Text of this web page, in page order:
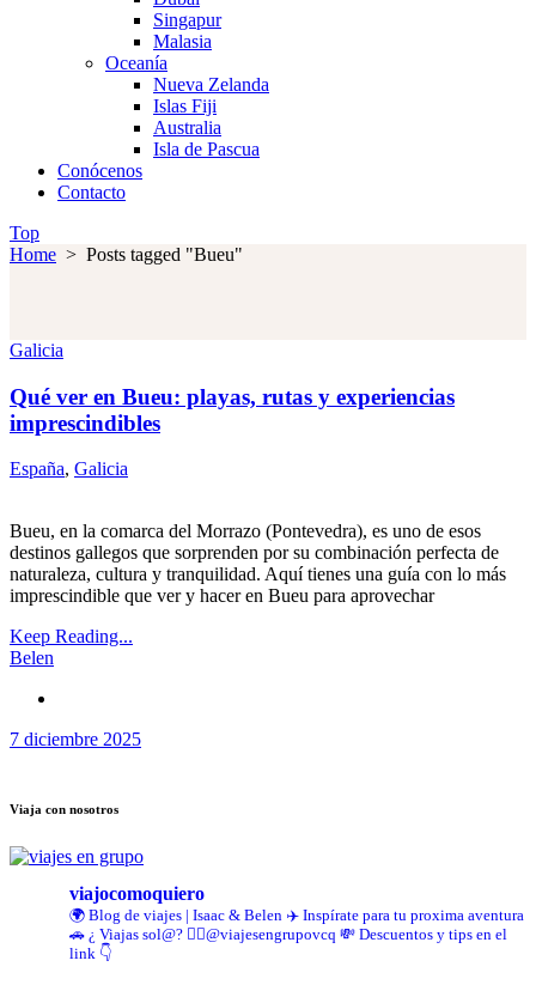
Singapur
Malasia
Oceanía
Nueva Zelanda
Islas Fiji
Australia
Isla de Pascua
Conócenos
Contacto
Top
Home > Posts tagged "Bueu"
Galicia
Qué ver en Bueu: playas, rutas y experiencias
imprescindibles
España, Galicia
Bueu, en la comarca del Morrazo (Pontevedra), es uno de esos
destinos gallegos que sorprenden por su combinación perfecta de
naturaleza, cultura y tranquilidad. Aquí tienes una guía con lo más
imprescindible que ver y hacer en Bueu para aprovechar
Keep Reading...
Belen
7 diciembre 2025
Viaja con nosotros
viajocomoquiero
🌍 Blog de viajes | Isaac & Belen ✈️ Inspírate para tu proxima aventura
🚗 ¿ Viajas sol@? 👉🏻@viajesengrupovcq 💸 Descuentos y tips en el
link 👇